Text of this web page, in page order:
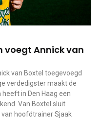
voegt Annick van
van Boxtel toegevoegd
verdedigster maakt de
in Den Haag een
Van Boxtel sluit
hoofdtrainer Sjaak